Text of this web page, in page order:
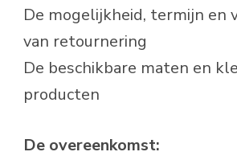
De mogelijkheid, termijn en
van retournering
De beschikbare maten en
producten
De overeenkomst: